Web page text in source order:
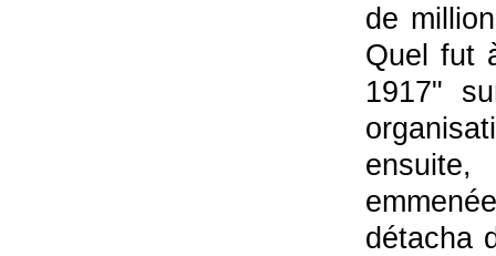
de
Quel fut
1917"
détacha